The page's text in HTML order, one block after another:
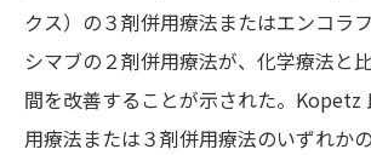
クス）の３剤併用療法またはエンコラ
シマブの２剤併用療法が、 化学療法と
間を改善することが示された。Kopetz
用療法または３剤併用療法のいずれか